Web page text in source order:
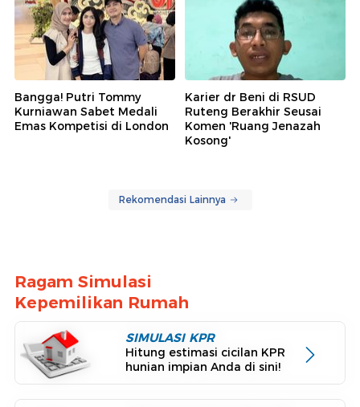
Bangga! Putri Tommy
Kurniawan Sabet Medali
Emas Kompetisi di London
Karier dr Beni di RSUD
Ruteng Berakhir Seusai
Komen 'Ruang Jenazah
Kosong'
Rekomendasi Lainnya
Ragam Simulasi
Kepemilikan Rumah
SIMULASI KPR
Hitung estimasi cicilan KPR
hunian impian Anda di sini!